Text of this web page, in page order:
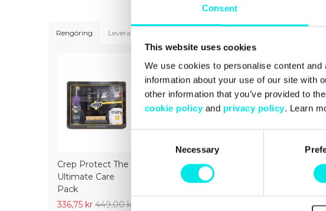
Consent
This website uses cookies
We use cookies to personalise content
information about your use of our site with
other information that you’ve provided to
cookie policy and privacy policy. Learn
Necessary
Rengöring Leveranser
Crep Protect The
Ultimate Care
Pack
336,75 kr 449,00 kr
Crep Protect Mark
ON Pen Midsole -